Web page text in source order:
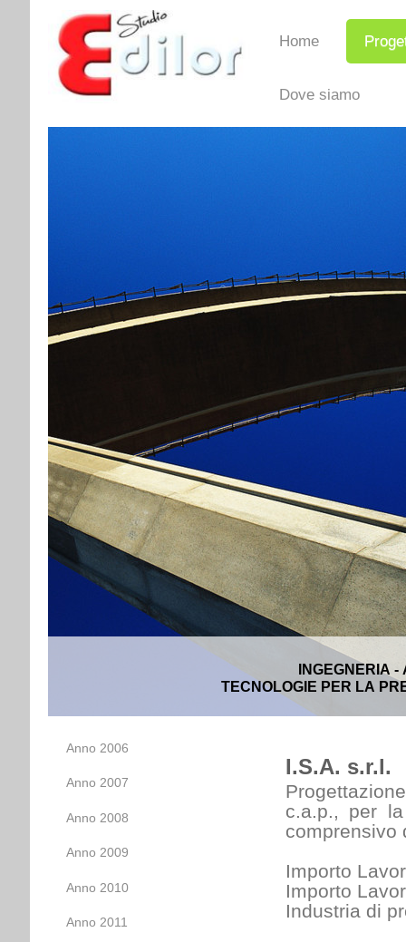
Home
Dove siamo
INGEGNERIA
TECNOLOGIE PER LA
I.S.A. s.r.l.
c.a.p., per
comprensivo
Importo
Importo
Industria di
Anno 2006
Anno 2007
Anno 2008
Anno 2009
Anno 2010
Anno 2011